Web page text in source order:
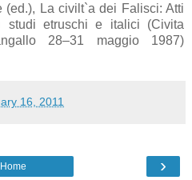
(ed.), La civilt`a dei Falisci: Atti
etruschi e italici (Civita
28–31 maggio 1987)
16, 2011
›
Home